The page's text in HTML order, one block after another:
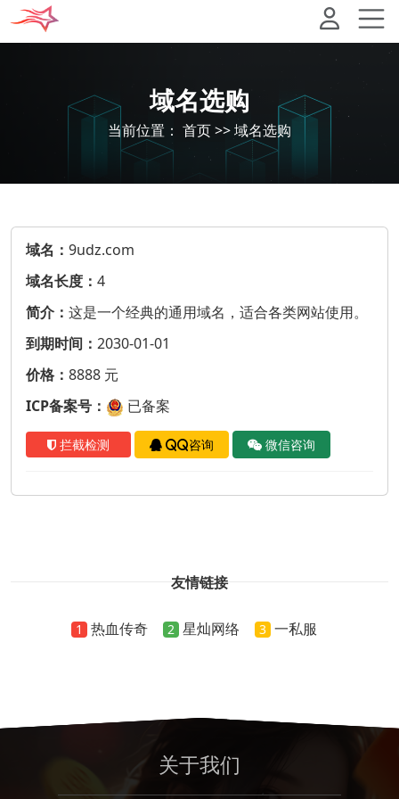
域名选购
当前位置： 首页>>域名选购
域名： 9udz.com
域名长度： 4
简介： 这是一个经典的通用域名，适合各类网站使用。
到期时间： 2030-01-01
价格： 8888 元
ICP备案号：
已备案
拦截检测 QQ咨询 微信咨询
友情链接
1 热血传奇 2 星灿网络 3 一私服
关于我们